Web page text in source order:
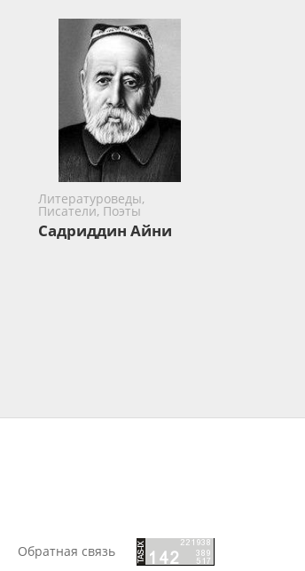
Литературоведы,
Писатели, Поэты
Садриддин Айни
Обратная связь